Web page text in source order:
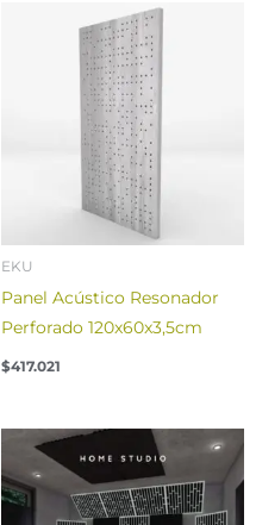
EKU
Panel Acústico Resonador
Perforado 120x60x3,5cm
$417.021